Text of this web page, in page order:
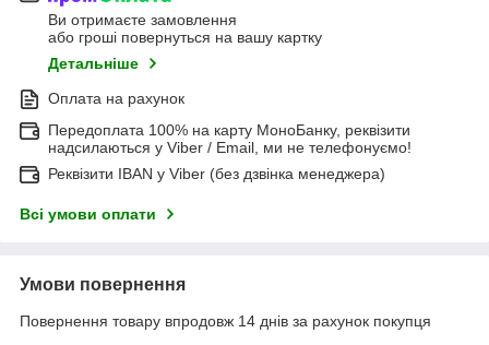
Ви отримаєте замовлення
або гроші повернуться на вашу картку
Детальніше
Оплата на рахунок
Передоплата 100% на карту МоноБанку, реквізити
надсилаються у Viber / Email, ми не телефонуємо!
Реквізити IBAN у Viber (без дзвінка менеджера)
Всі умови оплати
Умови повернення
Повернення товару впродовж 14 днів за рахунок покупця